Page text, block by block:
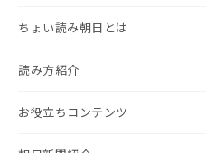
ちょい読み朝日とは
読み方紹介
お役立ちコンテンツ